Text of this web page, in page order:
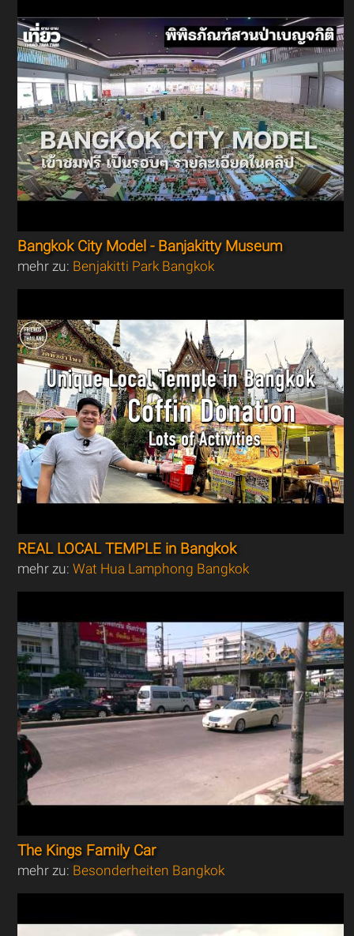
Bangkok City Model - Banjakitty Museum
mehr zu: Benjakitti Park Bangkok
REAL LOCAL TEMPLE in Bangkok
mehr zu:Wat Hua Lamphong Bangkok
The Kings Family Car
mehr zu: Besonderheiten Bangkok